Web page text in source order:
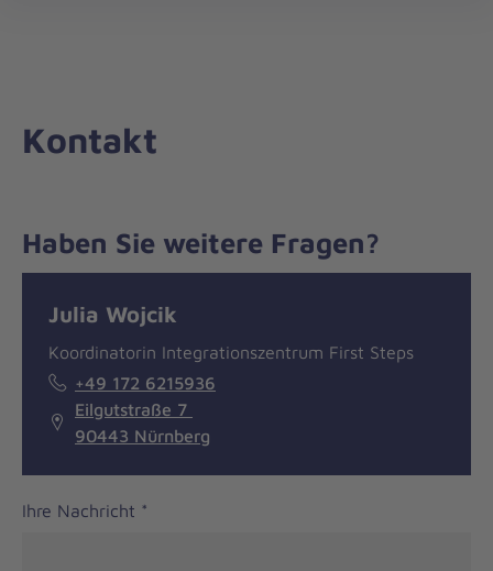
zum
Kontakt
Haben Sie weitere Fragen?
Julia Wojcik
Koordinatorin Integrationszentrum First Steps
+49 172 6215936
Eilgutstraße 7
90443 Nürnberg
Ihre Nachricht *